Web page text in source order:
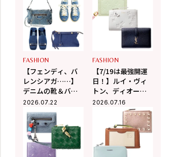
FASHION
【フェンディ、バ
レンシアガ……】
デニムの靴＆バッ
グはカジュアルと
上品のバランスが
最高！
2026.07.22
FASHION
【7/19は最強開運
日！】ルイ・ヴィ
トン、ディオー
ル、サンローラン
の日本限定財布で
強運を掴み取る！
2026.07.16